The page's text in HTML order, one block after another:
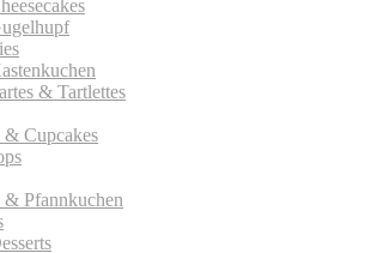
& Tartlettes
Cupcakes
Pfannkuchen